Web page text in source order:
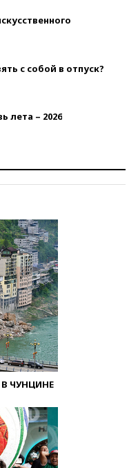
с собой в отпуск?
лета – 2026
ЧУНЦИНЕ